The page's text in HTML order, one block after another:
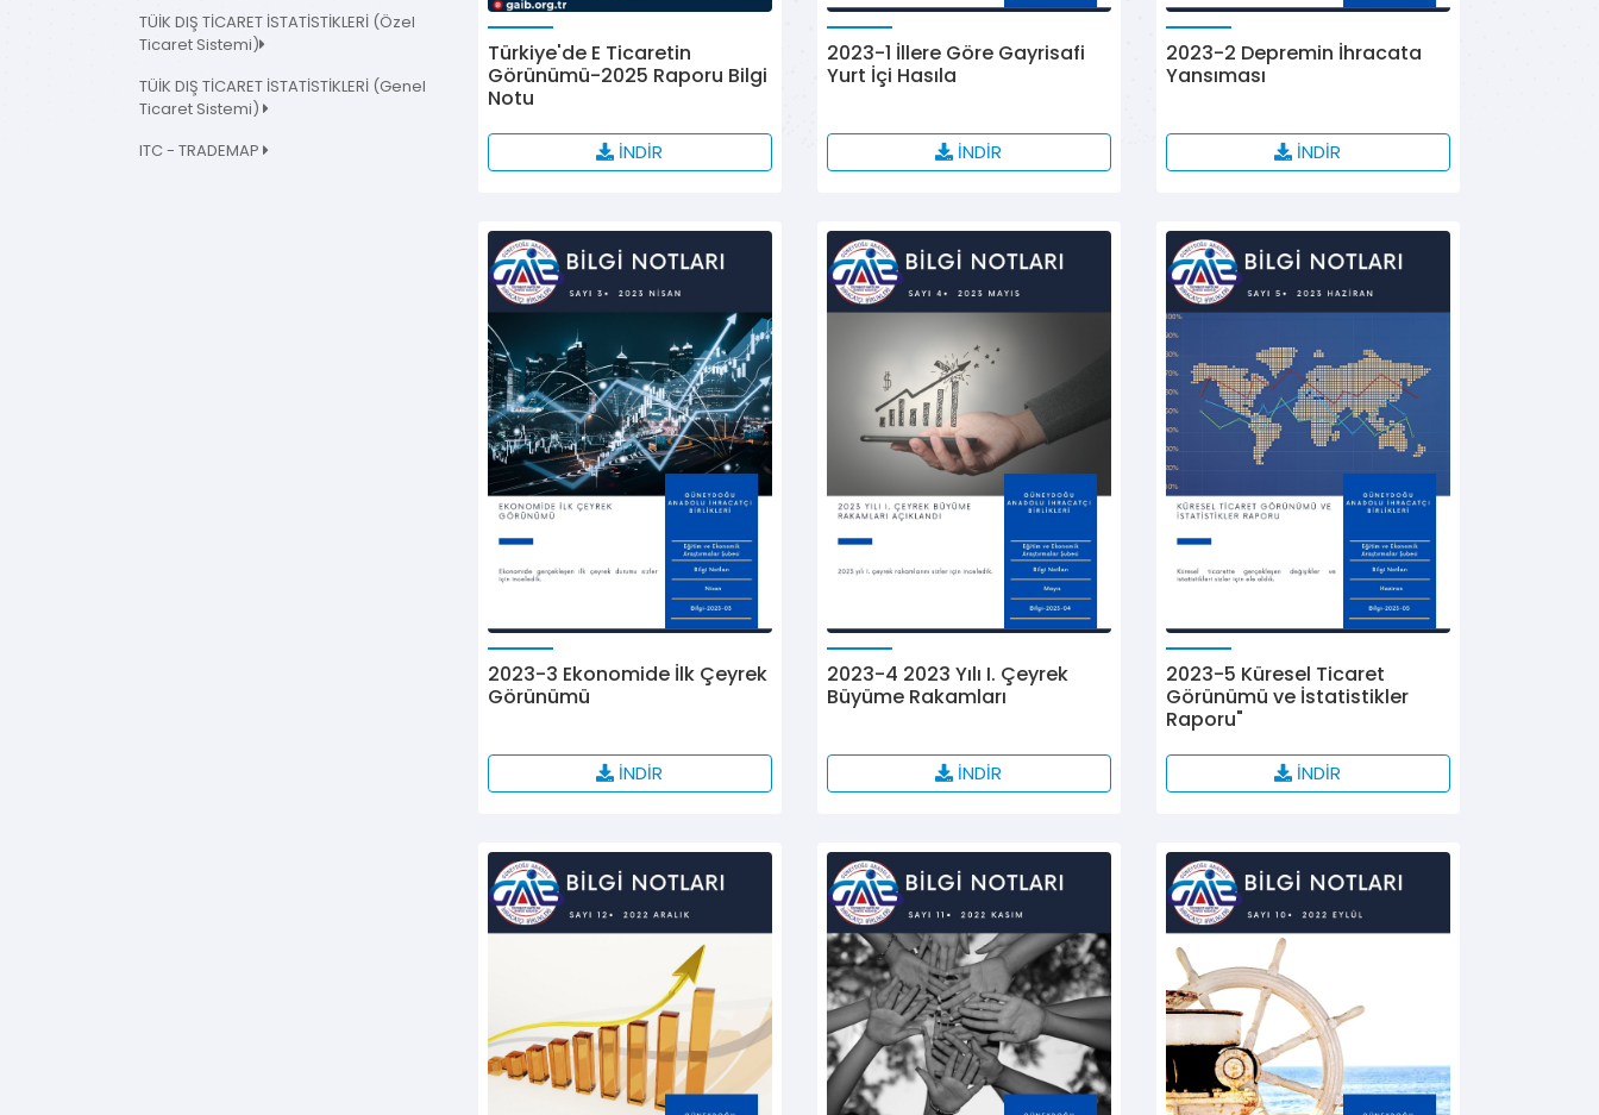
TÜİK DIŞ TİCARET İSTATİSTİKLERİ (Özel
Ticaret Sistemi)
TÜİK DIŞ TİCARET İSTATİSTİKLERİ (Genel
Ticaret Sistemi)
ITC - TRADEMAP
Türkiye'de E Ticaretin
Görünümü-2025 Raporu Bilgi
Notu
İNDİR
2023-1 İllere Göre Gayrisafi
Yurt İçi Hasıla
İNDİR
2023-2 Depremin İhracata
Yansıması
İNDİR
2023-3 Ekonomide İlk Çeyrek
Görünümü
İNDİR
2023-4 2023 Yılı I. Çeyrek
Büyüme Rakamları
İNDİR
2023-5 Küresel Ticaret
Görünümü ve İstatistikler
Raporu"
İNDİR